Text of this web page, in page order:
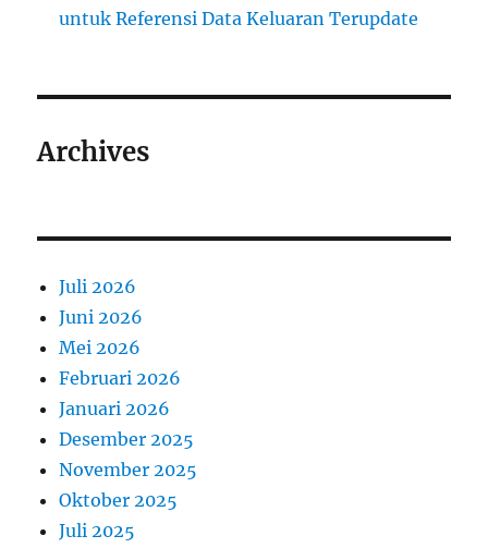
untuk Referensi Data Keluaran Terupdate
Archives
Juli 2026
Juni 2026
Mei 2026
Februari 2026
Januari 2026
Desember 2025
November 2025
Oktober 2025
Juli 2025